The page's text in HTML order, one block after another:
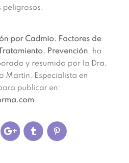
peligrosos.
por Cadmio. Factores de
Prevención, ha
y resumido por la Dra.
Martín, Especialista en
publicar en: